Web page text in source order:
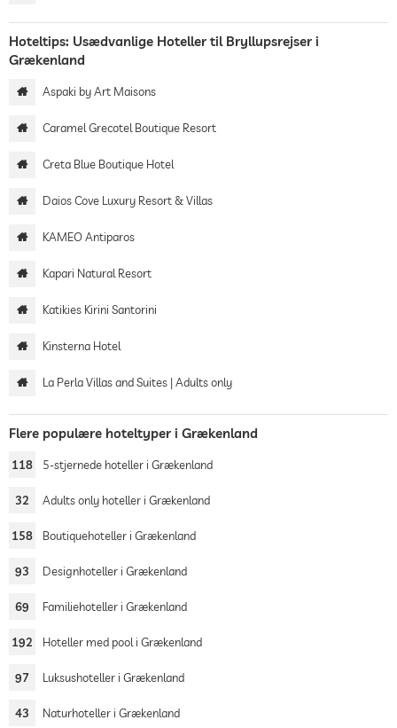
Hoteltips: Usædvanlige Hoteller til Bryllupsrejser i
Grækenland
Aspaki by Art Maisons
Caramel Grecotel Boutique Resort
Creta Blue Boutique Hotel
Daios Cove Luxury Resort & Villas
KAMEO Antiparos
Kapari Natural Resort
Katikies Kirini Santorini
Kinsterna Hotel
La Perla Villas and Suites | Adults only
Flere populære hoteltyper i Grækenland
118 5-stjernede hoteller i Grækenland
32 Adults only hoteller i Grækenland
158 Boutiquehoteller i Grækenland
93 Designhoteller i Grækenland
69 Familiehoteller i Grækenland
192 Hoteller med pool i Grækenland
97 Luksushoteller i Grækenland
43 Naturhoteller i Grækenland